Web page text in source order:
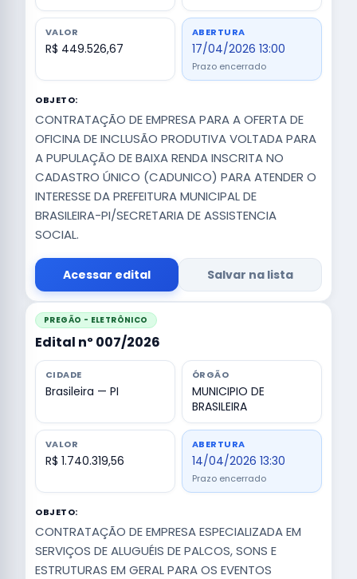
VALOR
R$ 449.526,67
ABERTURA
17/04/2026 13:00
Prazo encerrado
OBJETO:
CONTRATAÇÃO DE EMPRESA PARA A OFERTA DE
OFICINA DE INCLUSÃO PRODUTIVA VOLTADA PARA
A PUPULAÇÃO DE BAIXA RENDA INSCRITA NO
CADASTRO ÚNICO (CADUNICO) PARA ATENDER O
INTERESSE DA PREFEITURA MUNICIPAL DE
BRASILEIRA-PI/SECRETARIA DE ASSISTENCIA
SOCIAL.
Acessar edital Salvar na lista
PREGÃO - ELETRÔNICO
Edital nº 007/2026
CIDADE
Brasileira — PI
ÓRGÃO
MUNICIPIO DE
BRASILEIRA
VALOR
R$ 1.740.319,56
ABERTURA
14/04/2026 13:30
Prazo encerrado
OBJETO:
CONTRATAÇÃO DE EMPRESA ESPECIALIZADA EM
SERVIÇOS DE ALUGUÉIS DE PALCOS, SONS E
ESTRUTURAS EM GERAL PARA OS EVENTOS